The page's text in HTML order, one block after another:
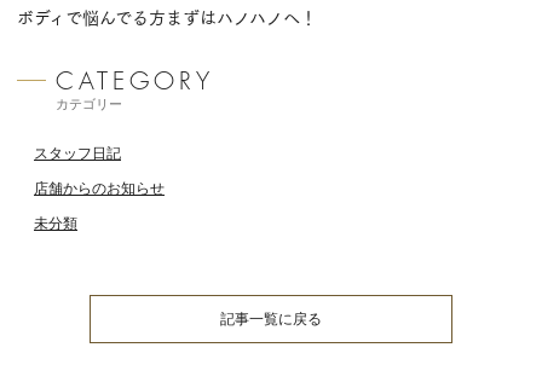
ボディで悩んでる方まずはハノハノへ！
カテゴリー
スタッフ日記
店舗からのお知らせ
未分類
記事一覧に戻る